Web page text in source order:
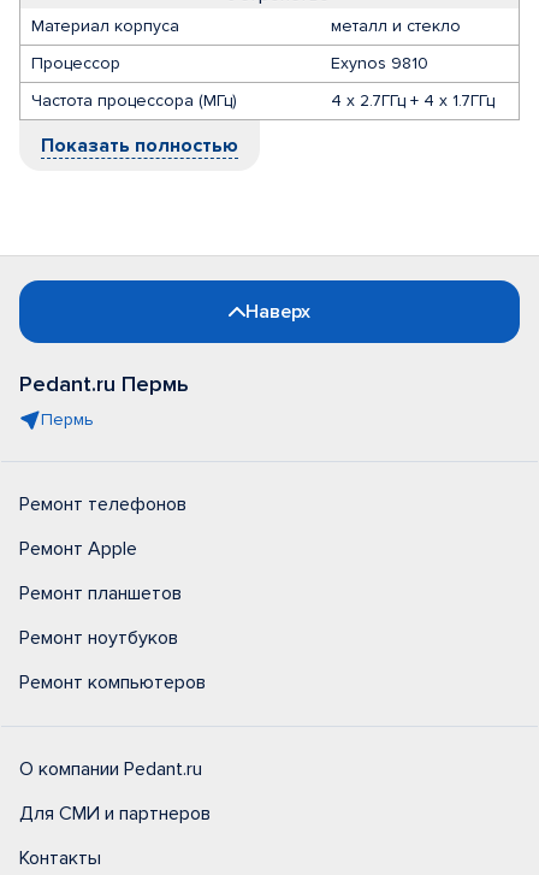
Материал корпуса
металл и стекло
Процессор
Exynos 9810
Частота процессора (МГц)
4 x 2.7ГГц + 4 x 1.7ГГц
Показать полностью
Наверх
Pedant.ru Пермь
Пермь
Ремонт телефонов
Ремонт Apple
Ремонт планшетов
Ремонт ноутбуков
Ремонт компьютеров
О компании Pedant.ru
Для СМИ и партнеров
Контакты